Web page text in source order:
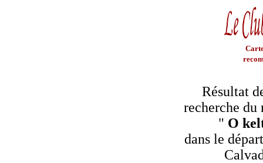
Résultat
recherche du
" O
dans le